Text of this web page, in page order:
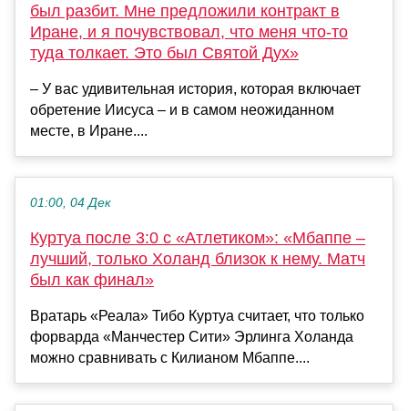
был разбит. Мне предложили контракт в
Иране, и я почувствовал, что меня что-то
туда толкает. Это был Святой Дух»
– У вас удивительная история, которая включает
обретение Иисуса – и в самом неожиданном
месте, в Иране....
01:00, 04 Дек
Куртуа после 3:0 с «Атлетиком»: «Мбаппе –
лучший, только Холанд близок к нему. Матч
был как финал»
Вратарь «Реала» Тибо Куртуа считает, что только
форварда «Манчестер Сити» Эрлинга Холанда
можно сравнивать с Килианом Мбаппе....